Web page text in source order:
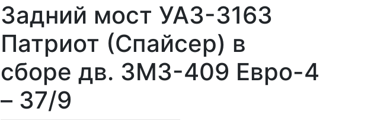
Задний мост УАЗ-3163
Патриот (Спайсер) в
сборе дв. ЗМЗ-409 Евро-4
– 37/9